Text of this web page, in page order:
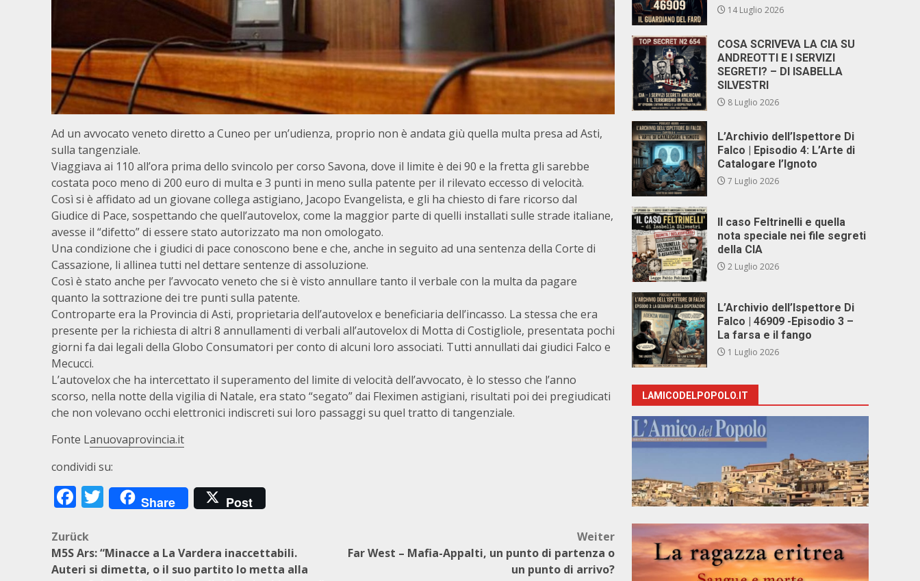
Ad un avvocato veneto diretto a Cuneo per un’udienza, proprio non è andata giù quella multa presa ad Asti,
sulla tangenziale.
Viaggiava ai 110 all’ora prima dello svincolo per corso Savona, dove il limite è dei 90 e la fretta gli sarebbe
costata poco meno di 200 euro di multa e 3 punti in meno sulla patente per il rilevato eccesso di velocità.
Così si è affidato ad un giovane collega astigiano, Jacopo Evangelista, e gli ha chiesto di fare ricorso dal
Giudice di Pace, sospettando che quell’autovelox, come la maggior parte di quelli installati sulle strade italiane,
avesse il “difetto” di essere stato autorizzato ma non omologato.
Una condizione che i giudici di pace conoscono bene e che, anche in seguito ad una sentenza della Corte di
Cassazione, li allinea tutti nel dettare sentenze di assoluzione.
Così è stato anche per l’avvocato veneto che si è visto annullare tanto il verbale con la multa da pagare
quanto la sottrazione dei tre punti sulla patente.
Controparte era la Provincia di Asti, proprietaria dell’autovelox e beneficiaria dell’incasso. La stessa che era
presente per la richiesta di altri 8 annullamenti di verbali all’autovelox di Motta di Costigliole, presentata pochi
giorni fa dai legali della Globo Consumatori per conto di alcuni loro associati. Tutti annullati dai giudici Falco e
Mecucci.
L’autovelox che ha intercettato il superamento del limite di velocità dell’avvocato, è lo stesso che l’anno
scorso, nella notte della vigilia di Natale, era stato “segato” dai Fleximen astigiani, risultati poi dei pregiudicati
che non volevano occhi elettronici indiscreti sui loro passaggi su quel tratto di tangenziale.
Fonte Lanuovaprovincia.it
condividi su:
Facebook
Twitter
Share Post
Beitragsnavigation
Zurück
M5S Ars: “Minacce a La Vardera inaccettabili.
Auteri si dimetta, o il suo partito lo metta alla
Weiter
Far West – Mafia-Appalti, un punto di partenza o
un punto di arrivo?
14 Luglio 2026
COSA SCRIVEVA LA CIA SU
ANDREOTTI E I SERVIZI
SEGRETI? – DI ISABELLA
SILVESTRI
8 Luglio 2026
L’Archivio dell’Ispettore Di
Falco | Episodio 4: L’Arte di
Catalogare l’Ignoto
7 Luglio 2026
Il caso Feltrinelli e quella
nota speciale nei file segreti
della CIA
2 Luglio 2026
L’Archivio dell’Ispettore Di
Falco | 46909 -Episodio 3 –
La farsa e il fango
1 Luglio 2026
LAMICODELPOPOLO.IT